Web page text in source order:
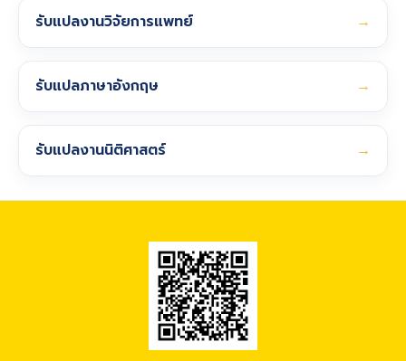
รับแปลงานวิจัยการแพทย์ →
รับแปลภาษาอังกฤษ →
รับแปลงานนิติศาสตร์ →